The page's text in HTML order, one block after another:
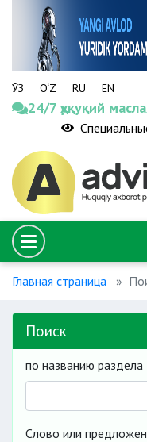
ЎЗ O‘Z RU EN
24/7 ҳуқуқий
Главная страница
Поиск
по названию раздела
Слово или